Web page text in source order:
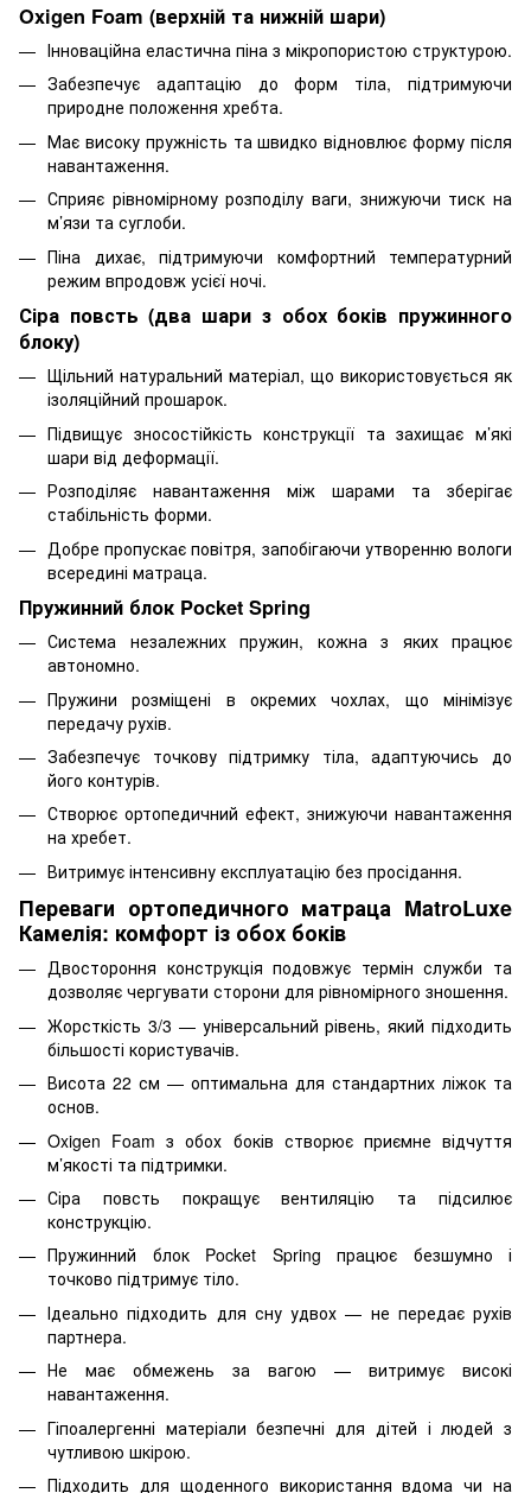
Oxigen Foam (верхній та нижній шари)
Інноваційна еластична піна з мікропористою структурою.
Забезпечує адаптацію до форм тіла, підтримуючи
природне положення хребта.
Має високу пружність та швидко відновлює форму після
навантаження.
Сприяє рівномірному розподілу ваги, знижуючи тиск на
м’язи та суглоби.
Піна дихає, підтримуючи комфортний температурний
режим впродовж усієї ночі.
Сіра повсть (два шари з обох боків пружинного
блоку)
Щільний натуральний матеріал, що використовується як
ізоляційний прошарок.
Підвищує зносостійкість конструкції та захищає м’які
шари від деформації.
Розподіляє навантаження між шарами та зберігає
стабільність форми.
Добре пропускає повітря, запобігаючи утворенню вологи
всередині матраца.
Пружинний блок Pocket Spring
Система незалежних пружин, кожна з яких працює
автономно.
Пружини розміщені в окремих чохлах, що мінімізує
передачу рухів.
Забезпечує точкову підтримку тіла, адаптуючись до
його контурів.
Створює ортопедичний ефект, знижуючи навантаження
на хребет.
Витримує інтенсивну експлуатацію без просідання.
Переваги ортопедичного матраца MatroLuxe
Камелія: комфорт із обох боків
Двостороння конструкція подовжує термін служби та
дозволяє чергувати сторони для рівномірного зношення.
Жорсткість 3/3 — універсальний рівень, який підходить
більшості користувачів.
Висота 22 см — оптимальна для стандартних ліжок та
основ.
Oxigen Foam з обох боків створює приємне відчуття
м’якості та підтримки.
Сіра повсть покращує вентиляцію та підсилює
конструкцію.
Пружинний блок Pocket Spring працює безшумно і
точково підтримує тіло.
Ідеально підходить для сну удвох — не передає рухів
партнера.
Не має обмежень за вагою — витримує високі
навантаження.
Гіпоалергенні матеріали безпечні для дітей і людей з
чутливою шкірою.
Підходить для щоденного використання вдома чи на